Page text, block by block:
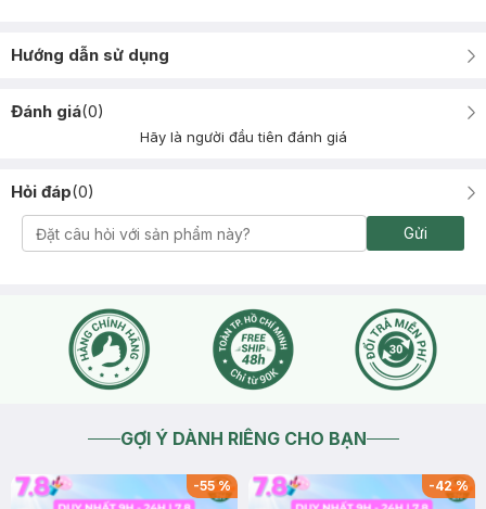
Hướng dẫn sử dụng
Đánh giá(0)
Hãy là người đầu tiên đánh giá
Hỏi đáp(0)
Gửi
GỢI Ý DÀNH RIÊNG CHO BẠN
-55% -42%